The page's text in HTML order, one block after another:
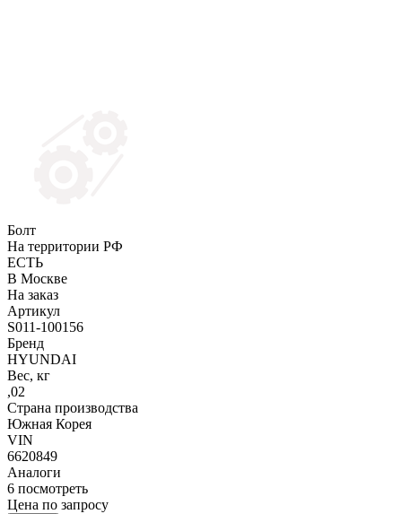
Болт
На территории РФ
ЕСТЬ
В Москве
На заказ
Артикул
S011-100156
Бренд
HYUNDAI
Вес, кг
,02
Страна производства
Южная Корея
VIN
6620849
Аналоги
6 посмотреть
Цена по запросу